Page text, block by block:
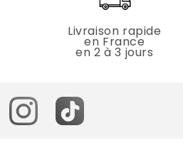
Livraison rapide
en France
en 2 à 3 jours